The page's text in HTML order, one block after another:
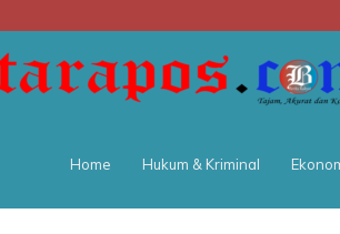
Home Hukum & Kriminal